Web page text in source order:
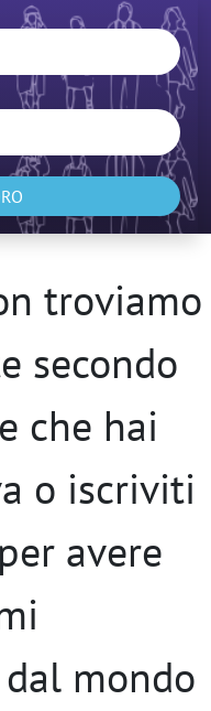
troviamo
secondo
che hai
o iscriviti
avere
mondo